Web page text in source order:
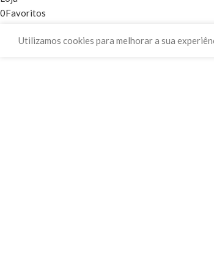
Utilizamos cookies para melhorar a sua
0Favoritos
Minha conta